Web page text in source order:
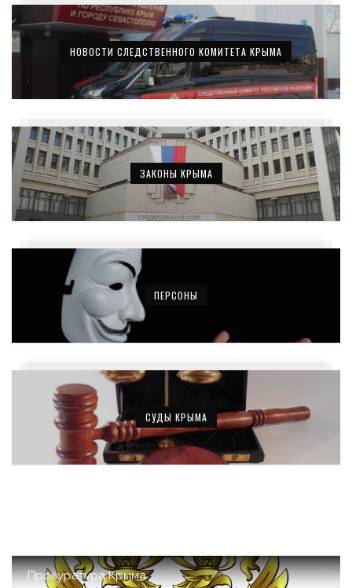
НОВОСТИ СЛЕДСТВЕННОГО КОМИТЕТА КРЫМА
ЗАКОНЫ КРЫМА
ПЕРСОНЫ
СУДЫ КРЫМА
Прокуратура Крыма